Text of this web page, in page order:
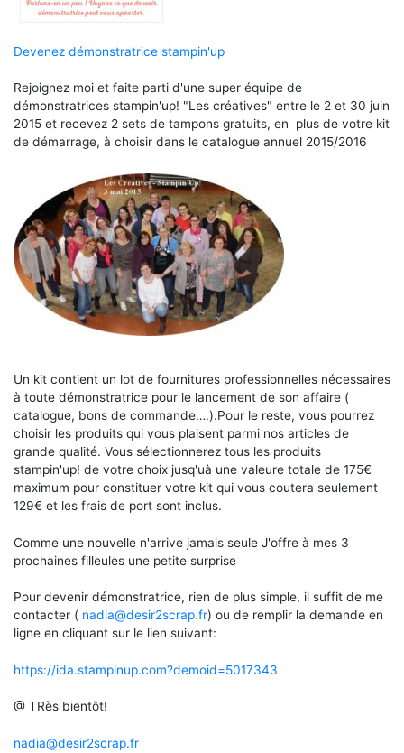
Devenez démonstratrice stampin'up
Rejoignez moi et faite parti d'une super équipe de
démonstratrices stampin'up! "Les créatives" entre le 2 et 30 juin
2015 et recevez 2 sets de tampons gratuits, en plus de votre kit
de démarrage, à choisir dans le catalogue annuel 2015/2016
Un kit contient un lot de fournitures professionnelles nécessaires
à toute démonstratrice pour le lancement de son affaire (
catalogue, bons de commande….).Pour le reste, vous pourrez
choisir les produits qui vous plaisent parmi nos articles de
grande qualité. Vous sélectionnerez tous les produits
stampin'up! de votre choix jusq'uà une valeure totale de 175€
maximum pour constituer votre kit qui vous coutera seulement
129€ et les frais de port sont inclus.
Comme une nouvelle n'arrive jamais seule J'offre à mes 3
prochaines filleules une petite surprise
Pour devenir démonstratrice, rien de plus simple, il suffit de me
contacter ( nadia@desir2scrap.fr) ou de remplir la demande en
ligne en cliquant sur le lien suivant:
https://ida.stampinup.com?demoid=5017343
@ TRès bientôt!
nadia@desir2scrap.fr